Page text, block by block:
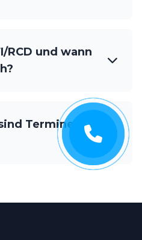
RCD und wann
Termine